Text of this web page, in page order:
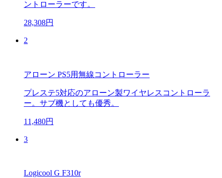
ントローラーです。
28,308円
2
アローン PS5用無線コントローラー
プレステ5対応のアローン製ワイヤレスコントローラ
ー。サブ機としても優秀。
11,480円
3
Logicool G F310r